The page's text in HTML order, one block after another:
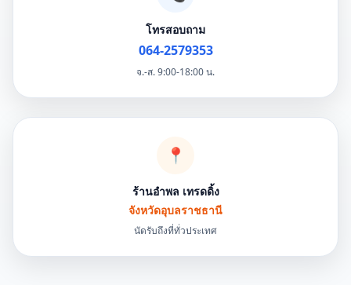
โทรสอบถาม
064-2579353
จ.-ส. 9:00-18:00 น.
📍
ร้านอำพล เทรดดิ้ง
จังหวัดอุบลราชธานี
นัดรับถึงที่ทั่วประเทศ